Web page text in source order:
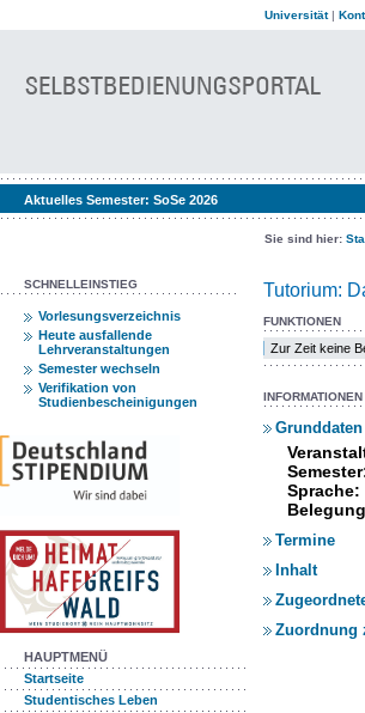
Universität|
Aktuelles Semester: SoSe 2026
Sie sind hier:
SCHNELLEINSTIEG
Vorlesungsverzeichnis
Heute ausfallende
Lehrveranstaltungen
Semester wechseln
Verifikation von
Studienbescheinigungen
HAUPTMENÜ
Startseite
Studentisches Leben
Tutorium:
FUNKTIONEN
Zur Zeit keine
INFORMATIONEN
Grunddaten
Sprache:
Termine
Inhalt
Zuordnung